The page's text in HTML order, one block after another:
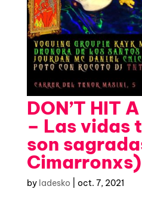
DON’T HIT
– Las vidas
son
Cimarronxs)
by ladesko oct. 7, 2021